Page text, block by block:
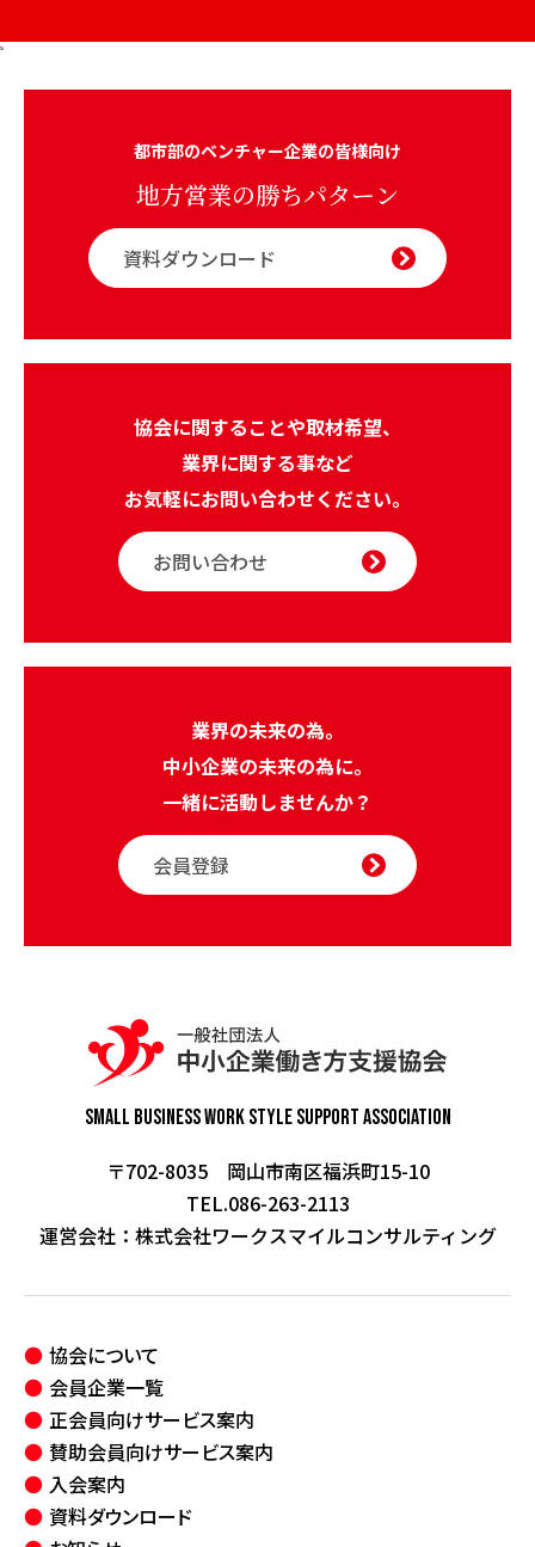
s
都市部のベンチャー企業の皆様向け
地方営業の勝ちパターン
資料ダウンロード
協会に関することや取材希望、
業界に関する事など
お気軽にお問い合わせください。
お問い合わせ
業界の未来の為。
中小企業の未来の為に。
一緒に活動しませんか？
会員登録
Small Business Work StyleSupport Association
〒702-8035 岡山市南区福浜町15-10
TEL.086-263-2113
運営会社： 株式会社ワークスマイルコンサルティング
協会について
会員企業一覧
正会員向けサービス案内
賛助会員向けサービス案内
入会案内
資料ダウンロード